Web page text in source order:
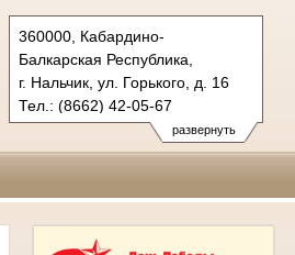
развернуть
360000, Кабардино-
Балкарская Республика,
г. Нальчик, ул. Горького, д. 16
Тел.: (8662) 42-05-67
nalchikskygvs.ros@sudrf.ru